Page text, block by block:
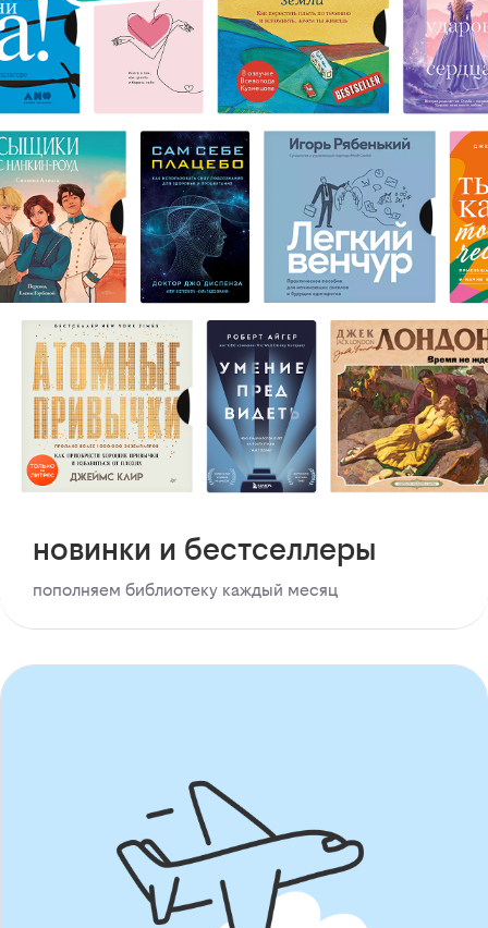
новинки и бестселлеры
пополняем библиотеку каждый месяц